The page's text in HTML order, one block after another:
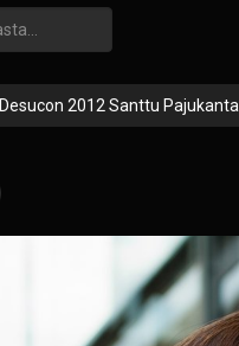
Desucon 2012 Santtu Pajukanta